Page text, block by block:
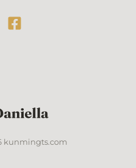
kunmingts.com